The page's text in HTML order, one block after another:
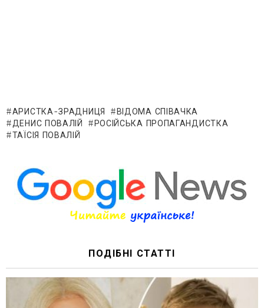
АРИСТКА-ЗРАДНИЦЯ
ВІДОМА СПІВАЧКА
ДЕНИС ПОВАЛІЙ
РОСІЙСЬКА ПРОПАГАНДИСТКА
ТАЇСІЯ ПОВАЛІЙ
ПОДІБНІ СТАТТІ